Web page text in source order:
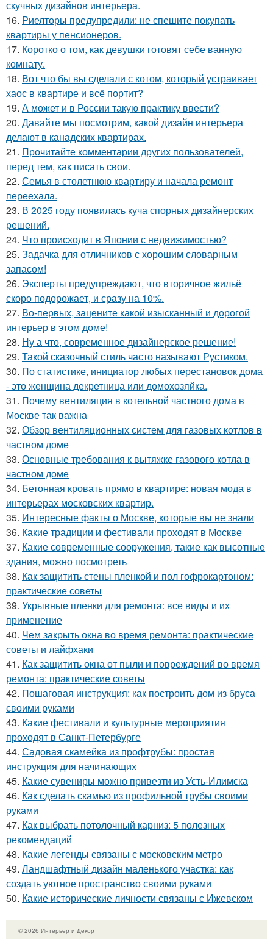
скучных дизайнов интерьера.
16. Риелторы предупредили: не спешите покупать
квартиры у пенсионеров.
17. Коротко о том, как девушки готовят себе ванную
комнату.
18. Вот что бы вы сделали с котом, который устраивает
хаос в квартире и всё портит?
19. А может и в России такую практику ввести?
20. Давайте мы посмотрим, какой дизайн интерьера
делают в канадских квартирах.
21. Прочитайте комментарии других пользователей,
перед тем, как писать свои.
22. Семья в столетнюю квартиру и начала ремонт
переехала.
23. В 2025 году появилась куча спорных дизайнерских
решений.
24. Что происходит в Японии с недвижимостью?
25. Задачка для отличников с хорошим словарным
запасом!
26. Эксперты предупреждают, что вторичное жильё
скоро подорожает, и сразу на 10%.
27. Во-первых, зацените какой изысканный и дорогой
интерьер в этом доме!
28. Ну а что, современное дизайнерское решение!
29. Такой сказочный стиль часто называют Рустиком.
30. По статистике, инициатор любых перестановок дома
- это женщина декретница или домохозяйка.
31. Почему вентиляция в котельной частного дома в
Москве так важна
32. Обзор вентиляционных систем для газовых котлов в
частном доме
33. Основные требования к вытяжке газового котла в
частном доме
34. Бетонная кровать прямо в квартире: новая мода в
интерьерах московских квартир.
35. Интересные факты о Москве, которые вы не знали
36. Какие традиции и фестивали проходят в Москве
37. Какие современные сооружения, такие как высотные
здания, можно посмотреть
38. Как защитить стены пленкой и пол гофрокартоном:
практические советы
39. Укрывные пленки для ремонта: все виды и их
применение
40. Чем закрыть окна во время ремонта: практические
советы и лайфхаки
41. Как защитить окна от пыли и повреждений во время
ремонта: практические советы
42. Пошаговая инструкция: как построить дом из бруса
своими руками
43. Какие фестивали и культурные мероприятия
проходят в Санкт-Петербурге
44. Садовая скамейка из профтрубы: простая
инструкция для начинающих
45. Какие сувениры можно привезти из Усть-Илимска
46. Как сделать скамью из профильной трубы своими
руками
47. Как выбрать потолочный карниз: 5 полезных
рекомендаций
48. Какие легенды связаны с московским метро
49. Ландшафтный дизайн маленького участка: как
создать уютное пространство своими руками
50. Какие исторические личности связаны с Ижевском
© 2026 Интерьер и Декор